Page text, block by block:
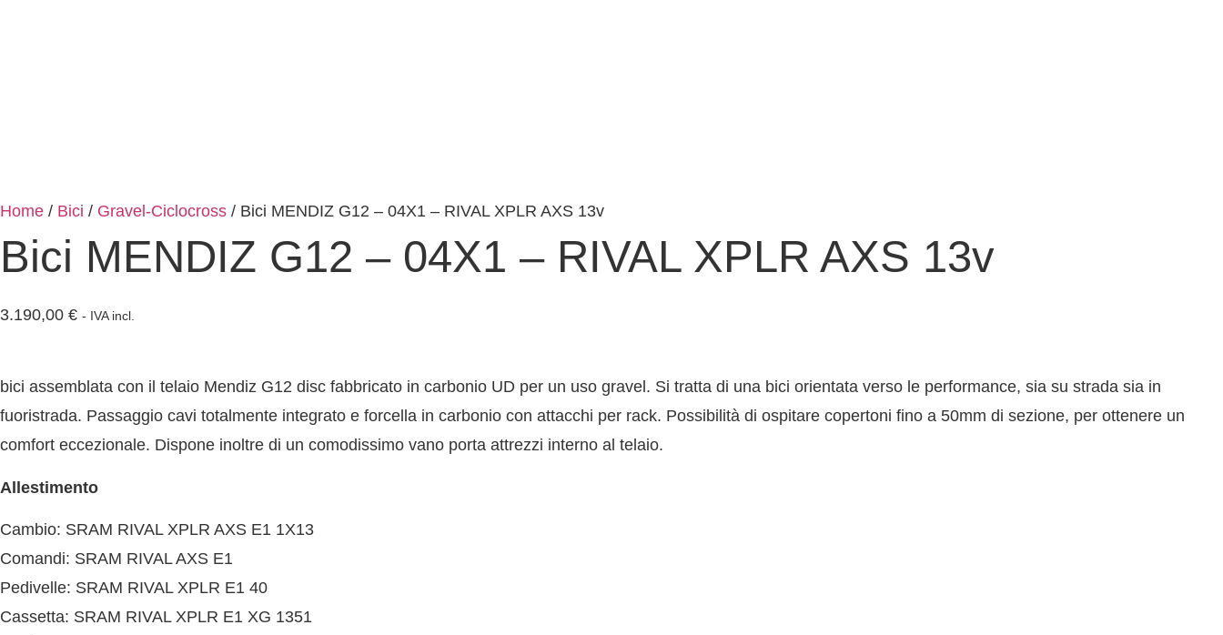
Home / Bici / Gravel-Ciclocross / Bici MENDIZ G12 – 04X1 – RIVAL XPLR AXS 13v
Bici MENDIZ G12 – 04X1 – RIVAL XPLR AXS 13v
3.190,00 € - IVA incl.
bici assemblata con il telaio Mendiz G12 disc fabbricato in carbonio UD per un uso gravel. Si tratta di una bici orientata verso le performance, sia su strada sia in
fuoristrada. Passaggio cavi totalmente integrato e forcella in carbonio con attacchi per rack. Possibilità di ospitare copertoni fino a 50mm di sezione, per ottenere un
comfort eccezionale. Dispone inoltre di un comodissimo vano porta attrezzi interno al telaio.
Allestimento
Cambio: SRAM RIVAL XPLR AXS E1 1X13
Comandi: SRAM RIVAL AXS E1
Pedivelle: SRAM RIVAL XPLR E1 40
Cassetta: SRAM RIVAL XPLR E1 XG 1351